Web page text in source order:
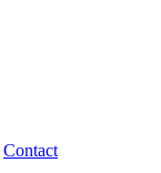
Contact